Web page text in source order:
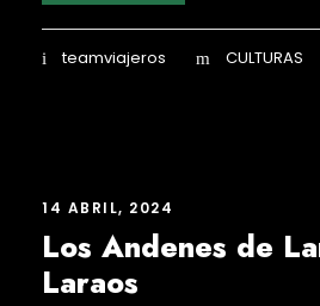
teamviajeros CULTURAS
14 ABRIL, 2024
Los Andenes de
Laraos